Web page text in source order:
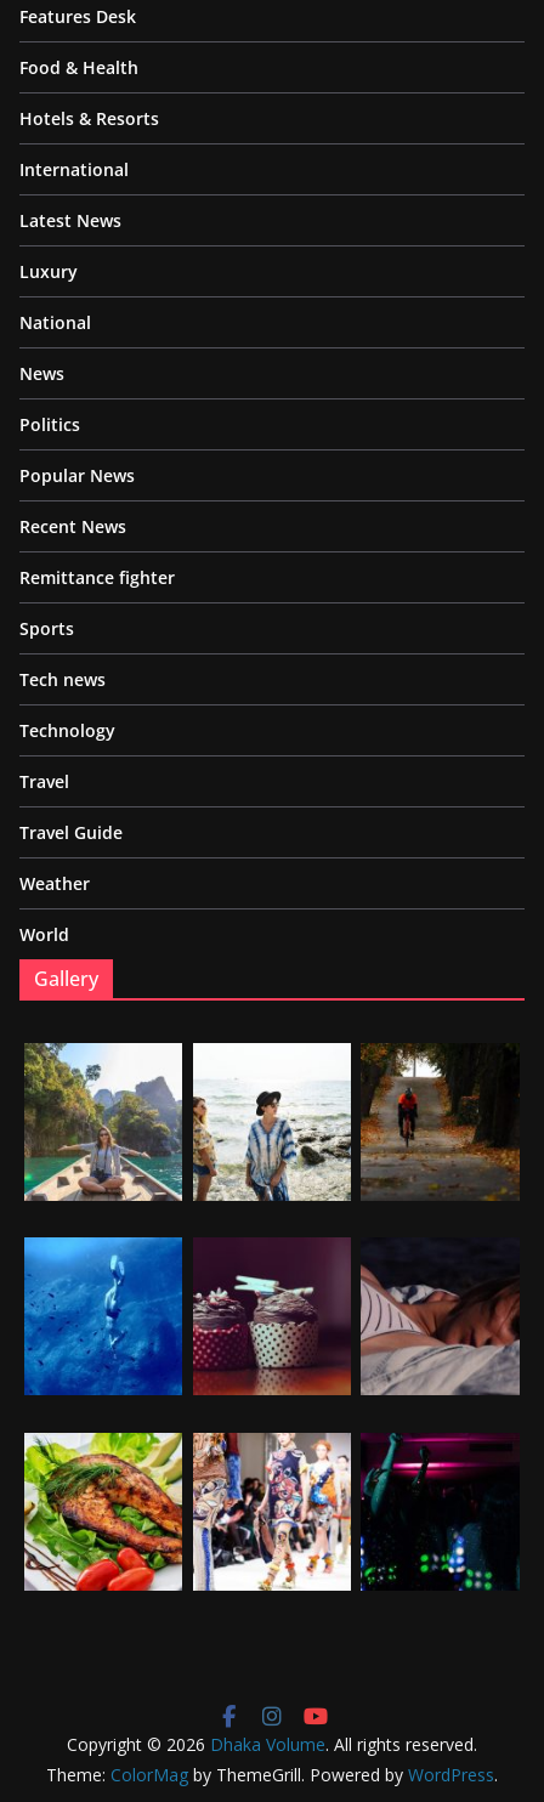
Features Desk
Food & Health
Hotels & Resorts
International
Latest News
Luxury
National
News
Politics
Popular News
Recent News
Remittance fighter
Sports
Tech news
Technology
Travel
Travel Guide
Weather
World
Gallery
Copyright © 2026 Dhaka Volume. All rights reserved.
Theme: ColorMag by ThemeGrill. Powered by WordPress.